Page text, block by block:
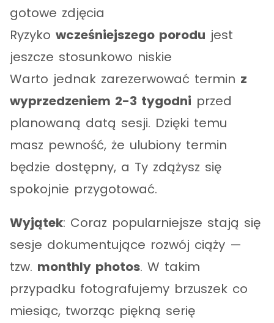
gotowe zdjęcia
Ryzyko wcześniejszego porodu jest
jeszcze stosunkowo niskie
Warto jednak zarezerwować termin z
wyprzedzeniem 2-3 tygodni przed
planowaną datą sesji. Dzięki temu
masz pewność, że ulubiony termin
będzie dostępny, a Ty zdążysz się
spokojnie przygotować.
Wyjątek: Coraz popularniejsze stają się
sesje dokumentujące rozwój ciąży —
tzw. monthly photos. W takim
przypadku fotografujemy brzuszek co
miesiąc, tworząc piękną serię